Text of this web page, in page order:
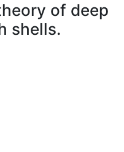
of deep
shells.